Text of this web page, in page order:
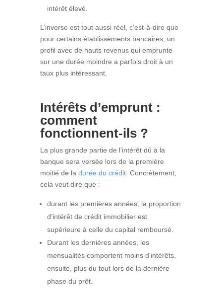
intérêt élevé.
L’inverse est tout aussi réel, c’est-à-dire que
pour certains établissements bancaires, un
profil avec de hauts revenus qui emprunte
sur une durée moindre a parfois droit à un
taux plus intéressant.
Intérêts d’emprunt :
comment
fonctionnent-ils ?
La plus grande partie de l’intérêt dû à la
banque sera versée lors de la première
moitié de la durée du crédit. Concrètement,
cela veut dire que :
durant les premières années, la proportion
d’intérêt de crédit immobilier est
supérieure à celle du capital remboursé.
Durant les dernières années, les
mensualités comportent moins d’intérêts,
ensuite, plus du tout lors de la dernière
phase du prêt.